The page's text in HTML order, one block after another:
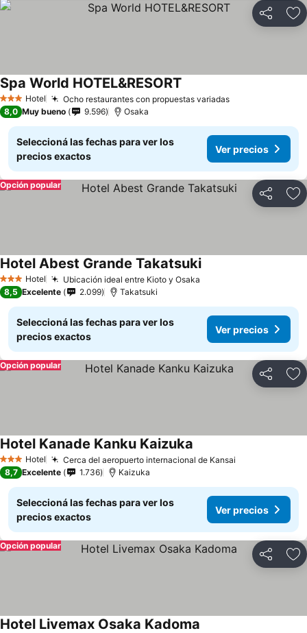
Compartir
3 Estrellas
Hotel Ocho restaurantes con propuestas variadas
Spa World HOTEL&RESORT
8,0 Muy bueno 9.596 Osaka
Seleccioná las fechas para ver los
precios exactos
Ver precios
Compartir
Opción popular
3 Estrellas
Hotel Ubicación ideal entre Kioto y Osaka
Hotel Abest Grande Takatsuki
8,5 Excelente 2.099 Takatsuki
Seleccioná las fechas para ver los
precios exactos
Ver precios
Compartir
Opción popular
3 Estrellas
Hotel Cerca del aeropuerto internacional de Kansai
Hotel Kanade Kanku Kaizuka
8,7 Excelente 1.736 Kaizuka
Seleccioná las fechas para ver los
precios exactos
Ver precios
Compartir
Opción popular
Hotel Livemax Osaka Kadoma